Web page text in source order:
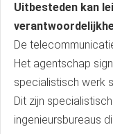
Uitbesteden kan
De
Het agentschap
specialistisch werk
Dit zijn
ingenieursbureaus